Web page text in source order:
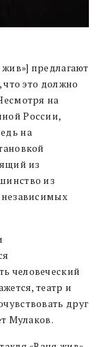
предлагают
что это должно
на
России,
на
из
из
независимых
человеческий
театр и
друг
Мулаков.